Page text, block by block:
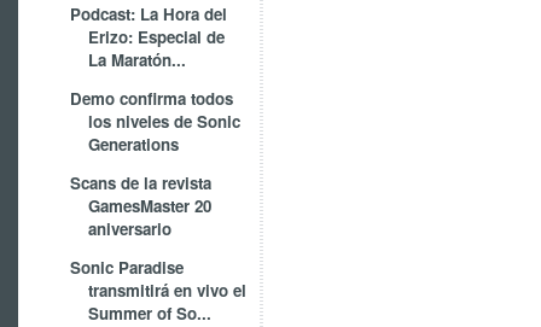
Podcast: La Hora del
Erizo: Especial de
La Maratón...
Demo confirma todos
los niveles de Sonic
Generations
Scans de la revista
GamesMaster 20
aniversario
Sonic Paradise
transmitirá en vivo el
Summer of So...